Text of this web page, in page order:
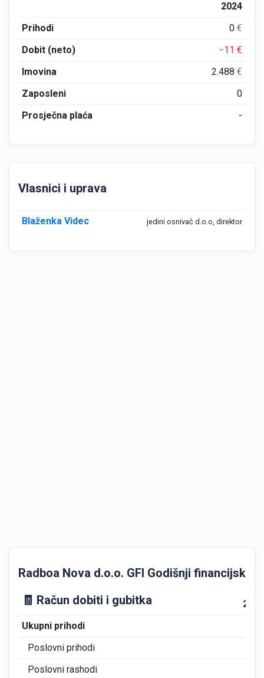
2024
Prihodi
0€
Dobit (neto)
−11€
Imovina
2.488€
Zaposleni
0
Prosječna plaća
-
Vlasnici i uprava
Blaženka Videc jedini osnivač d.o.o, direktor
Radboa Nova d.o.o. GFI Godišnji financijski
🧾 Račun dobiti i gubitka
2024
Ukupni prihodi
Poslovni prihodi
Poslovni rashodi